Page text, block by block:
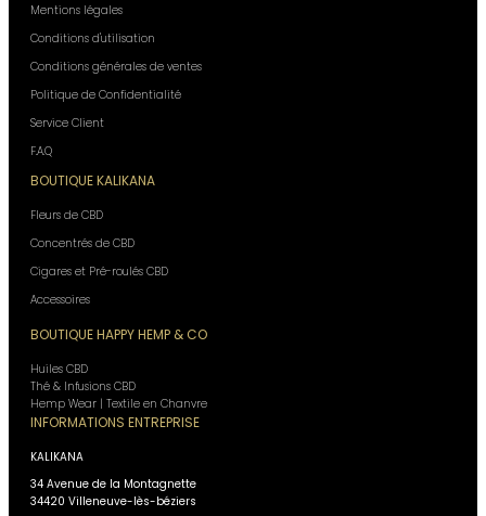
Mentions légales
Conditions d'utilisation
Conditions générales de ventes
Politique de Confidentialité
Service Client
F.A.Q
BOUTIQUE KALIKANA
Fleurs de CBD
Concentrés de CBD
Cigares et Pré-roulés CBD
Accessoires
BOUTIQUE HAPPY HEMP & CO
Huiles CBD
Thé & Infusions CBD
Hemp Wear | Textile en Chanvre
INFORMATIONS ENTREPRISE
KALIKANA
34 Avenue de la Montagnette
34420 Villeneuve-lès-béziers